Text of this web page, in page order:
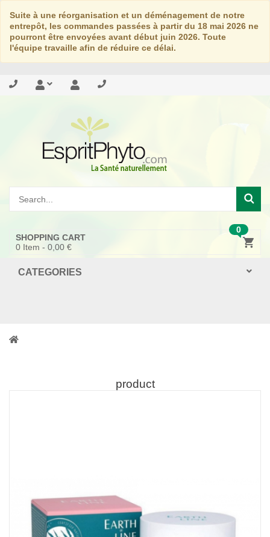
Suite à une réorganisation et un déménagement de notre
entrepôt, les commandes passées à partir du 18 mai 2026 ne
pourront être envoyées avant début juin 2026. Toute
l'équipe travaille afin de réduire ce délai.
0
SHOPPING CART
0 Item - 0,00 €
CATEGORIES
product